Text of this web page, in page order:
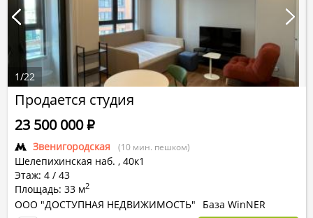
Продается студия
Звенигородская (10 мин. пешком)
Шелепихинская наб. , 40к1
Этаж: 4 / 43
Площадь: 33 м2
23 500 000Р
ООО "ДОСТУПНАЯ НЕДВИЖИМОСТЬ"
База WinNER
1/22